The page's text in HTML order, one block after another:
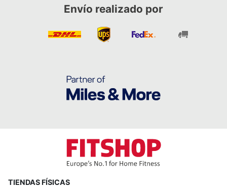
Envío realizado por
TIENDAS FÍSICAS